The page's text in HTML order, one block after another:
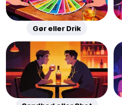
Gør eller Drik